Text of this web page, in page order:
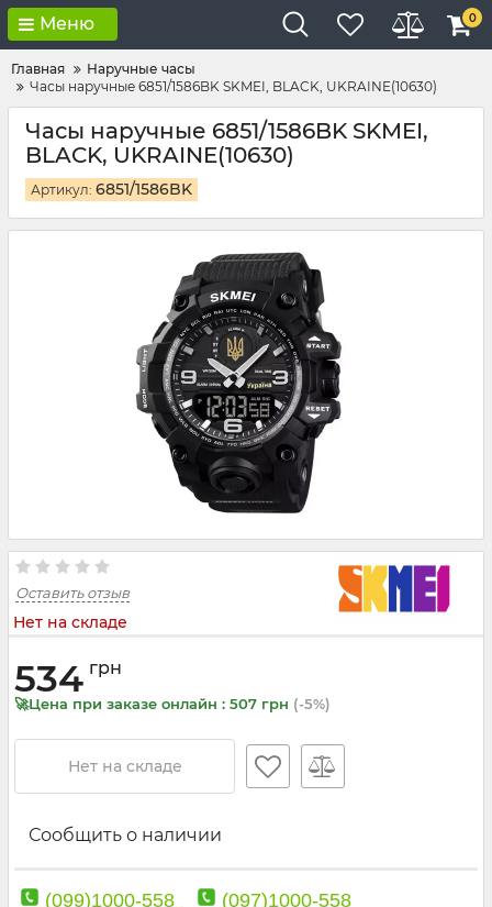
Меню 0
Главная
Наручные часы
Часы наручные 6851/1586BK SKMEI, BLACK, UKRAINE(10630)
Часы наручные 6851/1586BK SKMEI,
BLACK, UKRAINE(10630)
Артикул: 6851/1586BK
Оставить отзыв
Нет на складе
534 грн
🚀Цена при заказе онлайн : 507 грн (-5%)
Нет на складе
Сообщить о наличии
(099)1000-558
(097)1000-558